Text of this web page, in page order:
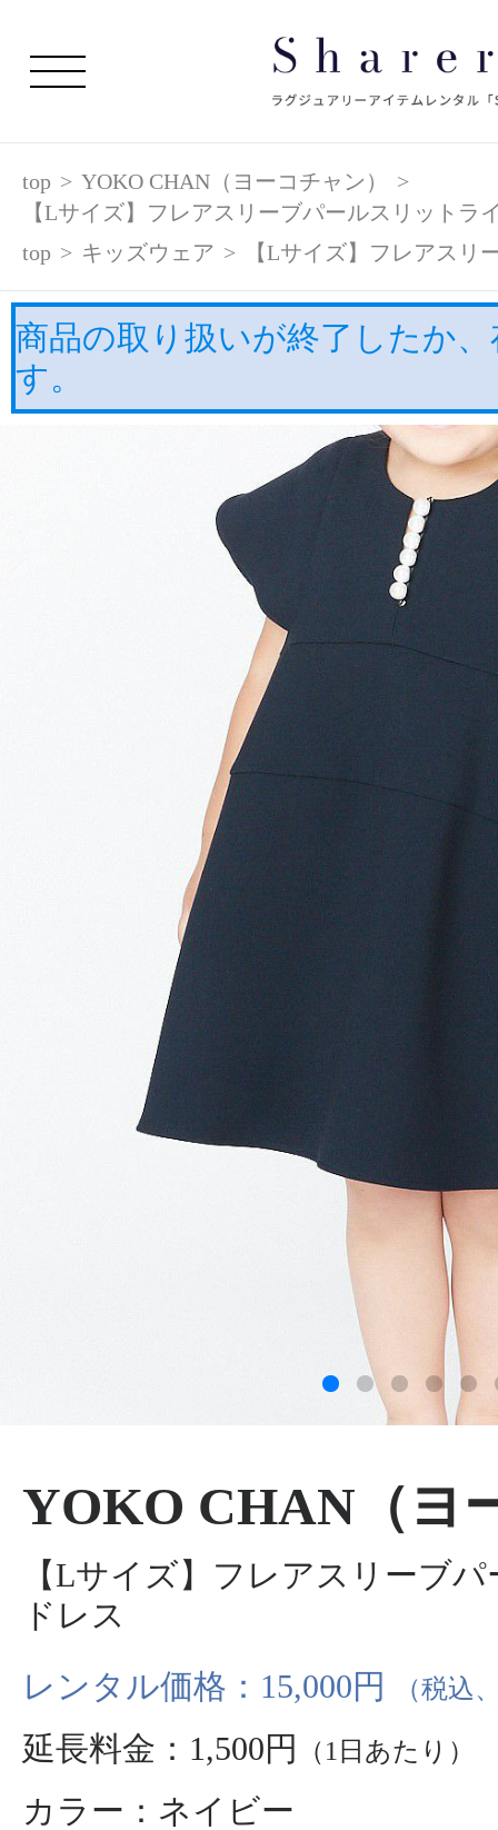
top > YOKO CHAN（ヨーコチャン）
>
【Lサイズ】フレアスリーブパールスリットラ
top > キッズウェア > 【Lサイズ】フレアスリ
商品の取り扱いが終了したか
す。
YOKO CHAN（ヨ
【Lサイズ】フレアスリーブ
ドレス
レンタル価格：15,000円
（税込
延長料金：1,500円 （1日あたり）
カラー：ネイビー